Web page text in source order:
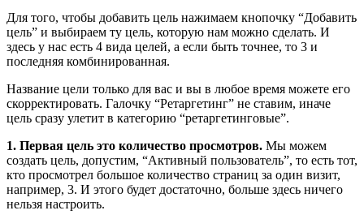
Для того, чтобы добавить цель нажимаем кнопочку “Добавить
цель” и выбираем ту цель, которую нам можно сделать. И
здесь у нас есть 4 вида целей, а если быть точнее, то 3 и
последняя комбинированная.
Название цели только для вас и вы в любое время можете его
скорректировать. Галочку “Ретаргетинг” не ставим, иначе
цель сразу улетит в категорию “ретаргетинговые”.
1. Первая цель это количество просмотров. Мы можем
создать цель, допустим, “Активный пользователь”, то есть тот,
кто просмотрел большое количество страниц за один визит,
например, 3. И этого будет достаточно, больше здесь ничего
нельзя настроить.